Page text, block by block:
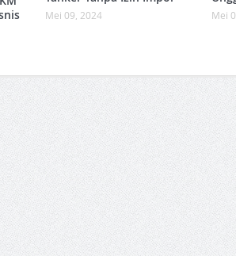
Mei 09, 2024 Mei